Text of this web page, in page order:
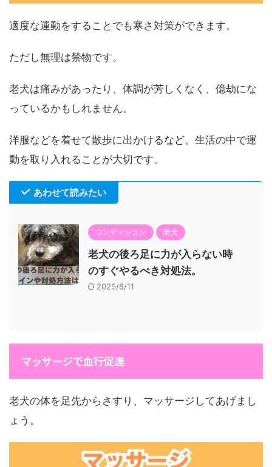
適度な運動をすることでも寒さ対策ができます。
ただし無理は禁物です。
老犬は痛みがあったり、体調が芳しくなく、億劫にな
っているかもしれません。
洋服などを着せて散歩に出かけるなど、生活の中で運
動を取り入れることが大切です。
あわせて読みたい
コンディション 老犬
老犬の後ろ足に力が入らない時
のすぐやるべき対処法。
2025/8/11
マッサージで血行促進
老犬の体を足先からさすり、マッサージしてあげまし
ょう。